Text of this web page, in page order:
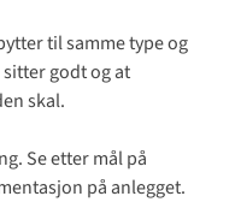
til samme type og
godt og at
skal.
Se etter mål på
på anlegget.